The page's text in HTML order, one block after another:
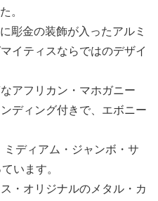
。
彫金の装飾が入ったアルミ
イティスならではのデザイ
アフリカン・マホガニー
ディング付きで、エボニー
ディアム・ジャンボ・サ
います。
・オリジナルのメタル・カ